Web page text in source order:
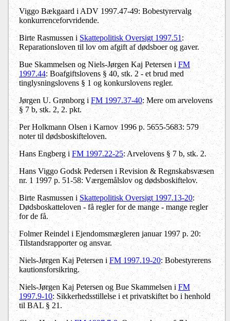
Viggo Bækgaard i ADV 1997.47-49: Bobestyrervalg
konkurrenceforvridende.
Birte Rasmussen iSkattepolitisk Oversigt 1997.51:
Reparationsloven til lov om afgift af dødsboer og gaver.
Bue Skammelsen og Niels-Jørgen Kaj Petersen iFM
1997.44: Boafgiftslovens § 40, stk. 2 - et brud med
tinglysningslovens § 1 og konkurslovens regler.
Jørgen U. Grønborg i FM 1997.37-40: Mere om arvelovens
§ 7 b, stk. 2, 2. pkt.
Per Holkmann Olsen i Karnov 1996 p. 5655-5683: 579
noter til dødsboskifteloven.
Hans Engberg i FM 1997.22-25: Arvelovens § 7 b, stk. 2.
Hans Viggo Godsk Pedersen i Revision & Regnskabsvæsen
nr. 1 1997 p. 51-58: Værgemålslov og dødsboskiftelov.
Birte Rasmussen i Skattepolitisk Oversigt 1997.13-20:
Dødsboskatteloven - få regler for de mange - mange regler
for de få.
Folmer Reindel i Ejendomsmægleren januar 1997 p. 20:
Tilstandsrapporter og ansvar.
Niels-Jørgen Kaj Petersen i FM 1997.19-20: Bobestyrerens
kautionsforsikring.
Niels-Jørgen Kaj Petersen og Bue Skammelsen i FM
1997.9-10: Sikkerhedsstillelse i et privatskiftet bo i henhold
til BAL § 21.